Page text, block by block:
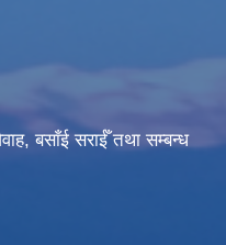
बसाँई सराईँ तथा सम्बन्ध